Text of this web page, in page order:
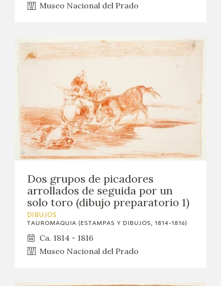
Museo Nacional del Prado
Dos grupos de picadores
arrollados de seguida por un
solo toro (dibujo preparatorio 1)
DIBUJOS
TAUROMAQUIA (ESTAMPAS Y DIBUJOS, 1814-1816)
Ca. 1814 - 1816
Museo Nacional del Prado